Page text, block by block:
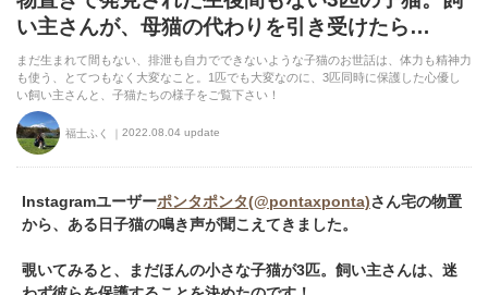
い主さんが、母猫の代わりを引き受けたら…
まだ生まれて間もない、排泄も自力でできないような子猫のお世話は、体力も精神力
も使う、とてつもなく大変なこと。1匹でも大変なのに、3匹同時に保護した心優し
い飼い主さんと、子猫たちの様子をご覧下さい！
福士ふく 2022.08.04 update
Instagramユーザーポンタポンタ(@pontaxponta)さん宅の物置
から、ある日子猫の鳴き声が聞こえてきました。
覗いてみると、まだほんの小さな子猫が3匹。飼い主さんは、迷